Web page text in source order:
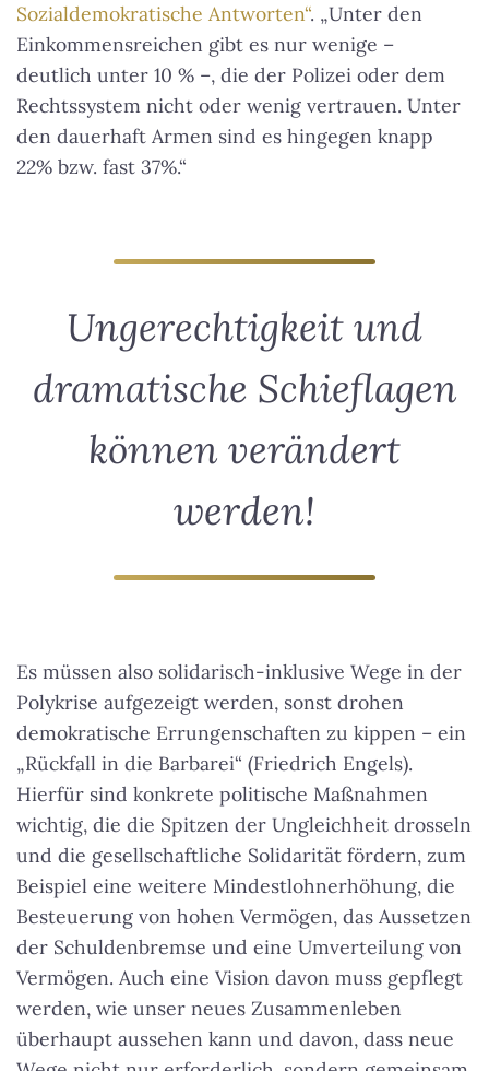
Sozialdemokratische Antworten“. „Unter den
Einkommensreichen gibt es nur wenige –
deutlich unter 10 % –, die der Polizei oder dem
Rechtssystem nicht oder wenig vertrauen. Unter
den dauerhaft Armen sind es hingegen knapp
22% bzw. fast 37%.“
Ungerechtigkeit und
dramatische Schieflagen
können verändert
werden!
Es müssen also solidarisch-inklusive Wege in der
Polykrise aufgezeigt werden, sonst drohen
demokratische Errungenschaften zu kippen – ein
„Rückfall in die Barbarei“ (Friedrich Engels).
Hierfür sind konkrete politische Maßnahmen
wichtig, die die Spitzen der Ungleichheit drosseln
und die gesellschaftliche Solidarität fördern, zum
Beispiel eine weitere Mindestlohnerhöhung, die
Besteuerung von hohen Vermögen, das Aussetzen
der Schuldenbremse und eine Umverteilung von
Vermögen. Auch eine Vision davon muss gepflegt
werden, wie unser neues Zusammenleben
überhaupt aussehen kann und davon, dass neue